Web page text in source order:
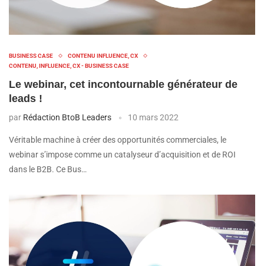
BUSINESS CASE
CONTENU INFLUENCE, CX
CONTENU, INFLUENCE, CX - BUSINESS CASE
Le webinar, cet incontournable générateur de
leads !
par Rédaction BtoB Leaders 10 mars 2022
Véritable machine à créer des opportunités commerciales, le
webinar s’impose comme un catalyseur d’acquisition et de ROI
dans le B2B. Ce Bus…